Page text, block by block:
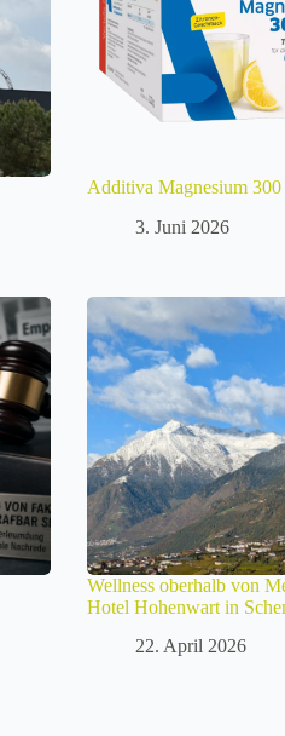
Additiva Magnesium 300
3. Juni 2026
Wellness oberhalb von
Hotel Hohenwart in
22. April 2026